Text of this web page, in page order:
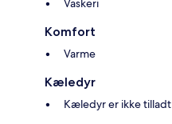
Vaskeri
Komfort
Varme
Kæledyr
Kæledyr er ikke tilladt